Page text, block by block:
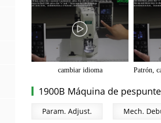
cambiar idioma
1900B Máquina de
Param. Adjust. Mech.